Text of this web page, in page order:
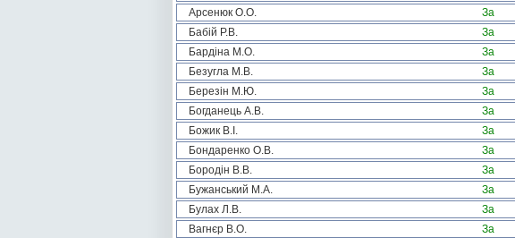
Арсенюк О.О.
За
Бабій Р.В.
За
Бардіна М.О.
За
Безугла М.В.
За
Березін М.Ю.
За
Богданець А.В.
За
Божик В.І.
За
Бондаренко О.В.
За
Бородін В.В.
За
Бужанський М.А.
За
Булах Л.В.
За
Вагнєр В.О.
За